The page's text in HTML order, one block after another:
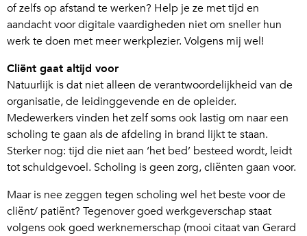
of zelfs op afstand te werken? Help je ze met tijd en
aandacht voor digitale vaardigheden niet om sneller hun
werk te doen met meer werkplezier. Volgens mij wel!
Cliënt gaat altijd voor
Natuurlijk is dat niet alleen de verantwoordelijkheid van de
organisatie, de leidinggevende en de opleider.
Medewerkers vinden het zelf soms ook lastig om naar een
scholing te gaan als de afdeling in brand lijkt te staan.
Sterker nog: tijd die niet aan ‘het bed’ besteed wordt, leidt
tot schuldgevoel. Scholing is geen zorg, cliënten gaan voor.
Maar is nee zeggen tegen scholing wel het beste voor de
cliënt/ patiënt? Tegenover goed werkgeverschap staat
volgens ook goed werknemerschap (mooi citaat van Gerard